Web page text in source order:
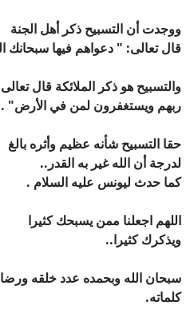
ووجدت أن التسبيح ذكر أهل الجنة
قال تعالى: " دعواهم فيها سبحانك
والتسبيح هو ذكر الملائكة قال
ربهم ويستغفرون لمن في اﻷرض" .
حقا التسبيح شأنه عظيم وأثره بالغ
لدرجة أن الله غير به القدر..
كما حدث ليونس عليه السلام .
اللهم اجعلنا ممن يسبحك كثيرا
ويذكرك كثيرا..
سبحان الله وبحمده عدد خلقه
كلماته.